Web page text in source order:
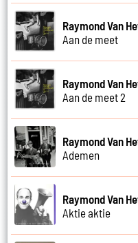
Raymond Van
Aan de meet
Raymond Van
Aan de meet 2
Raymond Van
Ademen
Raymond Van
Aktie aktie